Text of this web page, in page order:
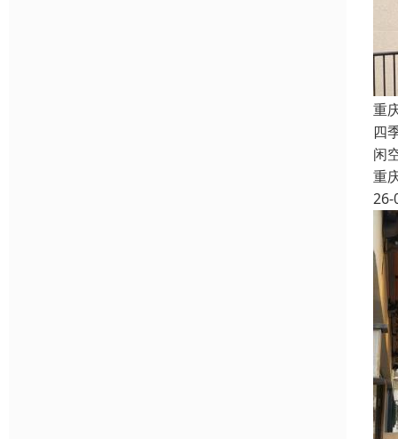
重
四
闲
重
26-